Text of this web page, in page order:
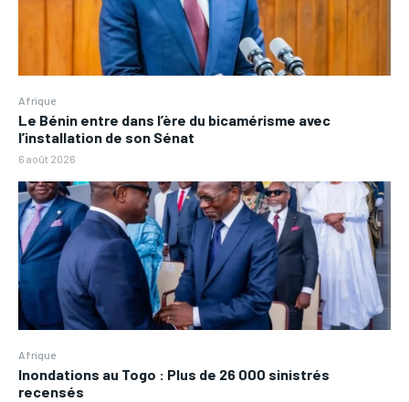
Afrique
Le Bénin entre dans l’ère du bicamérisme avec
l’installation de son Sénat
6 août 2026
Afrique
Inondations au Togo : Plus de 26 000 sinistrés
recensés